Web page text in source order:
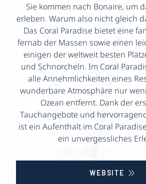
Sie kommen nach Bonaire, um
erleben. Warum also nicht gleich
Das Coral Paradise bietet eine
fernab der Massen sowie einen
einigen der weltweit besten
und Schnorcheln. Im Coral
alle Annehmlichkeiten eines
wunderbare Atmosphäre nur
Ozean entfernt. Dank der
Tauchangebote und
ist ein Aufenthalt im Coral
ein unvergessliches
WEBSITE